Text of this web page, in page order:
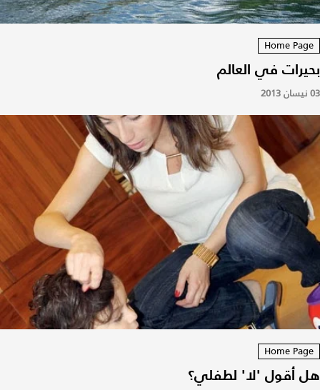
Home Page
بحيرات في العالم
03 نيسان 2013
Home Page
هل أقول 'لا' لطفلي؟